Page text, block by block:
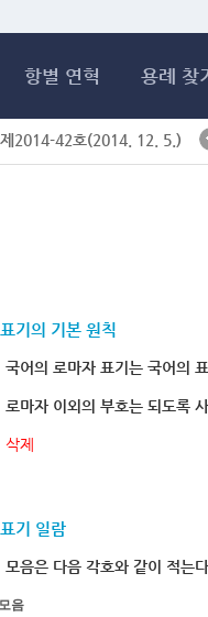
항별 연혁 용례 찾
2014-42호(2014. 12. 5.)
기의 기본 원칙
국어의 로마자 표기는 국어의
로마자 이외의 부호는 되도록
삭제
기 일람
모음은 다음 각호와 같이 적는다.
음